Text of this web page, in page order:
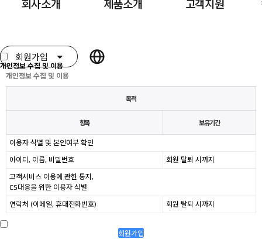
회사소개
회사전경
기술현황 및 인증
사업비전
오시는 길
제품소개
업소용 '다짠다'
주문제작
고객지원
설치사례
사용설명서
회원가입
회원가입
회원가입약관 및 개인정보 수집 및 이용의 내용에 동의하셔야 회원가입 하실 수 있습니다.
개인정보 수집 및 이용
개인정보 수집 및 이용
목적
항목 보유기간
이용자 식별 및 본인여부 확인
아이디, 이름, 비밀번호 회원 탈퇴 시까지
고객서비스 이용에 관한 통지,
CS대응을 위한 이용자 식별
연락처 (이메일, 휴대전화번호) 회원 탈퇴 시까지
회원가입